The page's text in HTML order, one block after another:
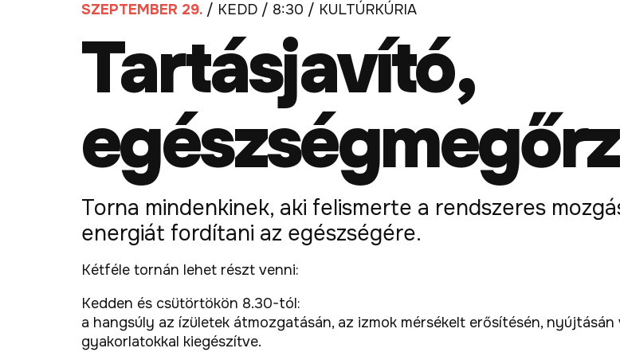
SZEPTEMBER 29. / KEDD / 8:30 / KULTÚRKÚRIA
Tartásjavító,
Torna mindenkinek, aki felismerte a rendszeres
energiát fordítani az egészségére.
Kétféle tornán lehet részt venni:
Kedden és csütörtökön 8.30-tól:
a hangsúly az ízületek átmozgatásán, az izmok mérsékelt erősítésén,
gyakorlatokkal kiegészítve.